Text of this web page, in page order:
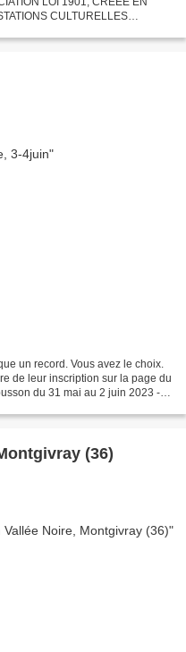
CULTURELLES
un record. Vous avez le choix.
de leur inscription sur la page du
du 31 mai au 2 juin 2023 -
(36)